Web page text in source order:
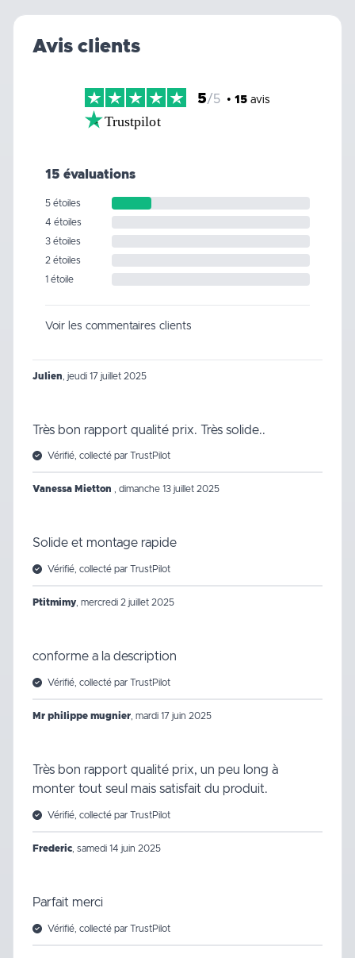
Avis clients
5/5 • 15 avis
Trustpilot
15 évaluations
5 étoiles
4 étoiles
3 étoiles
2 étoiles
1 étoile
Voir les commentaires clients
Julien jeudi 17 juillet 2025
Très bon rapport qualité prix. Très solide..
Vérifié, collecté par TrustPilot
Vanessa Mietton , dimanche 13 juillet 2025
Solide et montage rapide
Vérifié, collecté par TrustPilot
Ptitmimy mercredi 2 juillet 2025
conforme a la description
Vérifié, collecté par TrustPilot
Mr philippe mugnier mardi 17 juin 2025
Très bon rapport qualité prix, un peu long à
monter tout seul mais satisfait du produit.
Vérifié, collecté par TrustPilot
Frederic samedi 14 juin 2025
Parfait merci
Vérifié, collecté par TrustPilot